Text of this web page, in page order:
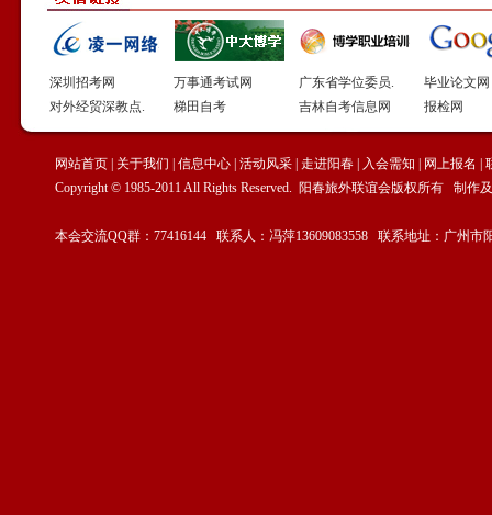
深圳招考网 万事通考试网 广东省学位委员.
毕业论文网
对外经贸深教点.
梯田自考 吉林自考信息网 报检网
网站首页 关于我们 信息中心 活动风采 走进阳春 入会需知 网上报名
Copyright © 1985-2011 All Rights Reserved. 阳春旅外联谊会版权所有 制作
本会交流QQ群：77416144 联系人：冯萍13609083558 联系地址：广州